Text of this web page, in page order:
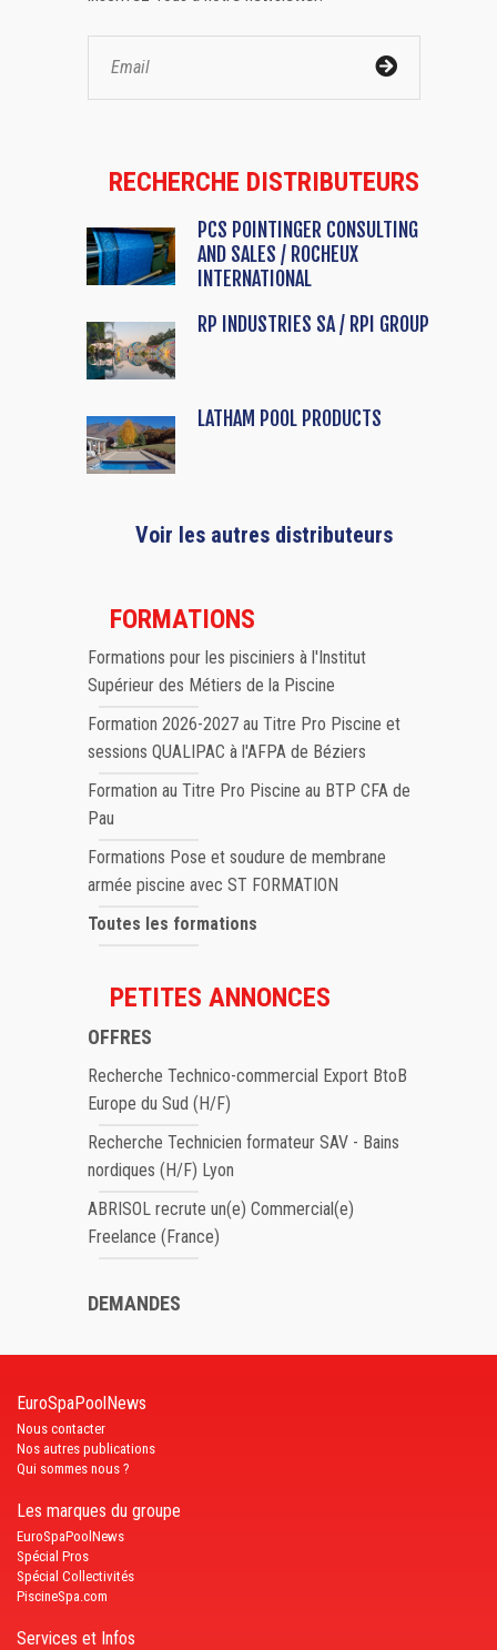
RECHERCHE DISTRIBUTEURS
PCS POINTINGER CONSULTING
AND SALES / ROCHEUX
INTERNATIONAL
RP INDUSTRIES SA / RPI GROUP
LATHAM POOL PRODUCTS
Voir les autres distributeurs
FORMATIONS
Formations pour les pisciniers à l'Institut
Supérieur des Métiers de la Piscine
Formation 2026-2027 au Titre Pro Piscine et
sessions QUALIPAC à l'AFPA de Béziers
Formation au Titre Pro Piscine au BTP CFA de
Pau
Formations Pose et soudure de membrane
armée piscine avec ST FORMATION
Toutes les formations
PETITES ANNONCES
OFFRES
Recherche Technico-commercial Export BtoB
Europe du Sud (H/F)
Recherche Technicien formateur SAV - Bains
nordiques (H/F) Lyon
ABRISOL recrute un(e) Commercial(e)
Freelance (France)
DEMANDES
EuroSpaPoolNews
Nous contacter
Nos autres publications
Qui sommes nous ?
Les marques du groupe
EuroSpaPoolNews
Spécial Pros
Spécial Collectivités
PiscineSpa.com
Services et Infos